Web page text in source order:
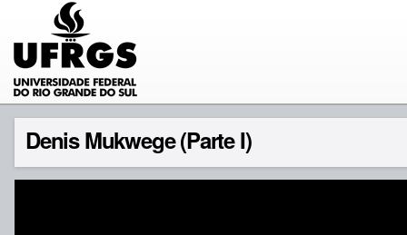
Denis Mukwege (Parte I)